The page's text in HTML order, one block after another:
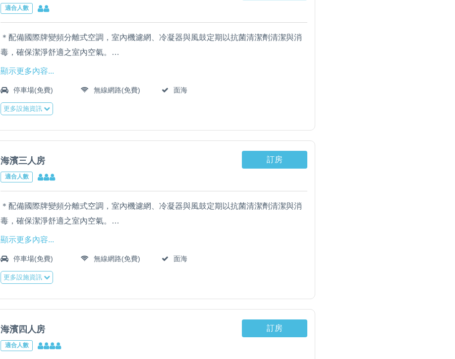
適合人數
＊配備國際牌變頻分離式空調，室內機濾網、冷凝器與風鼓定期以抗菌清潔劑清潔與消
毒，確保潔淨舒適之室內空氣。
＊配備LED液晶電視、乾濕分離衛浴、吹風機、靜音小冰箱、RO水溫熱開飲機。
＊民宿全館床單、枕套、被套由專業洗衣公司清洗，並全面採用輕柔舒適天絲棉被、獨
立筒柔軟Q彈舒適床墊，確保高品質睡眠。
顯示更多內容...
停車場(免費) 無線網路(免費) 面海
更多設施資訊
海濱三人房
適合人數
訂房
＊配備國際牌變頻分離式空調，室內機濾網、冷凝器與風鼓定期以抗菌清潔劑清潔與消
毒，確保潔淨舒適之室內空氣。
＊配備LED液晶電視、乾濕分離衛浴、吹風機、靜音小冰箱、RO水溫熱開飲機。
＊民宿全館床單、枕套、被套由專業洗衣公司清洗，並全面採用輕柔舒適天絲棉被、獨
立筒柔軟Q彈舒適床墊，確保高品質睡眠。
顯示更多內容...
停車場(免費) 無線網路(免費) 面海
更多設施資訊
海濱四人房
適合人數
訂房